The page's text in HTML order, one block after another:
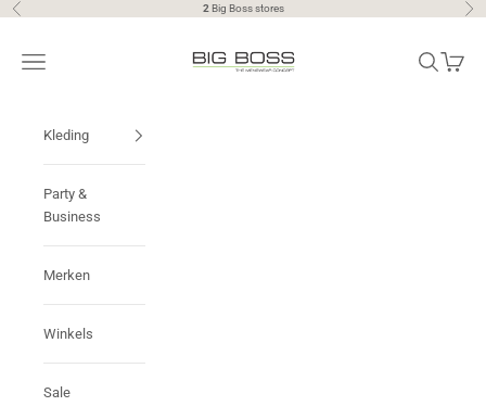
Naar inhoud
Vorige 2 Big Boss stores
Menu
Zoeken
Kleding
Party &
Business
Merken
Winkels
Sale